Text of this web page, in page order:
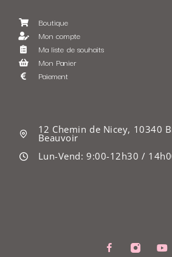
Boutique
Mon compte
Ma liste de souhaits
Mon Panier
Paiement
12 Chemin de Nicey, 10340
Beauvoir
Lun-Vend: 9:00-12h30 /